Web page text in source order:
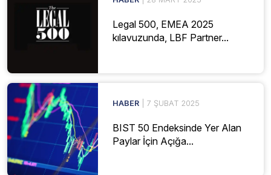
Legal 500, EMEA 2025
kılavuzunda, LBF Partner...
HABER | 7 ŞUBAT 2025
BIST 50 Endeksinde Yer Alan
Paylar İçin Açığa...